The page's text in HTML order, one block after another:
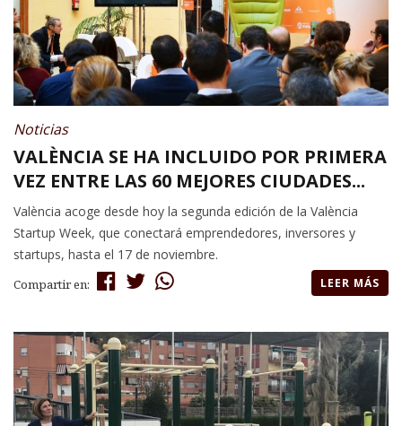
Noticias
VALÈNCIA SE HA INCLUIDO POR PRIMERA
VEZ ENTRE LAS 60 MEJORES CIUDADES...
València acoge desde hoy la segunda edición de la València
Startup Week, que conectará emprendedores, inversores y
startups, hasta el 17 de noviembre.
Compartir en: LEER MÁS